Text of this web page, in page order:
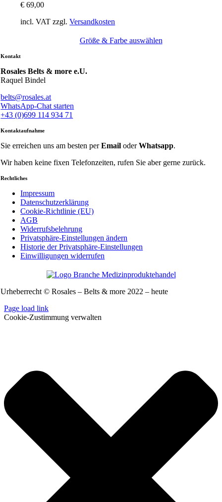
€ 69,00
incl. VAT zzgl.Versandkosten
Größe & Farbe auswählen
Kontakt
Rosales Belts & more e.U.
Raquel Bindel
belts@rosales.at
WhatsApp-Chat starten
+43 (0)699 114 934 71
Kontaktaufnahme
Sie erreichen uns am besten perEmail oderWhatsapp.
Wir haben keine fixen Telefonzeiten, rufen Sie aber gerne zurück.
Rechtliches
Impressum
Datenschutzerklärung
Cookie-Richtlinie (EU)
AGB
Widerrufsbelehrung
Privatsphäre-Einstellungen ändern
Historie der Privatsphäre-Einstellungen
Einwilligungen widerrufen
Urheberrecht © Rosales – Belts & more 2022 – heute
Page load link
Cookie-Zustimmung verwalten